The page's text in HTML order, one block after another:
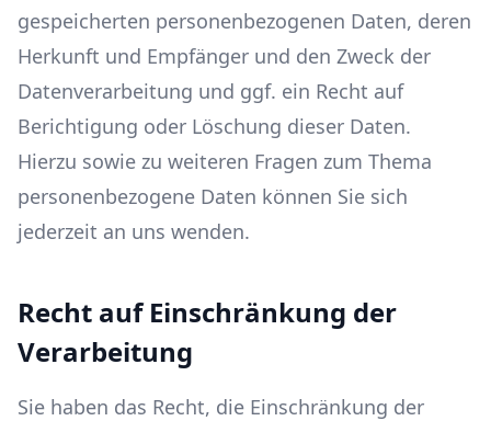
gespeicherten personenbezogenen Daten, deren
Herkunft und Empfänger und den Zweck der
Datenverarbeitung und ggf. ein Recht auf
Berichtigung oder Löschung dieser Daten.
Hierzu sowie zu weiteren Fragen zum Thema
personenbezogene Daten können Sie sich
jederzeit an uns wenden.
Recht auf Einschränkung der
Verarbeitung
Sie haben das Recht, die Einschränkung der